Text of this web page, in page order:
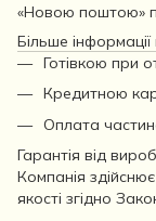
«Новою поштою»
Більше
Готівкою при
Кредитною
Оплата
Гарантія від
Компанія
якості згідно